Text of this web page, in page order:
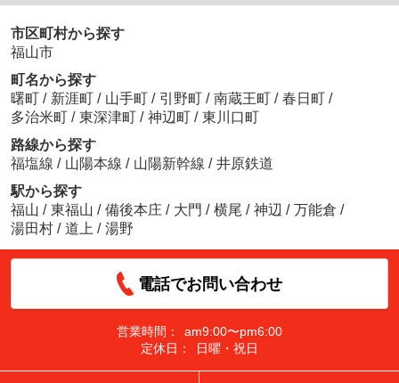
市区町村から探す
福山市
町名から探す
曙町 / 新涯町 / 山手町 / 引野町 / 南蔵王町 / 春日町 /
多治米町 / 東深津町 / 神辺町 / 東川口町
路線から探す
福塩線 / 山陽本線 / 山陽新幹線 / 井原鉄道
駅から探す
福山 / 東福山 / 備後本庄 / 大門 / 横尾 / 神辺 / 万能倉 /
湯田村 / 道上 / 湯野
電話でお問い合わせ
営業時間：
am9:00〜pm6:00
定休日：
日曜・祝日